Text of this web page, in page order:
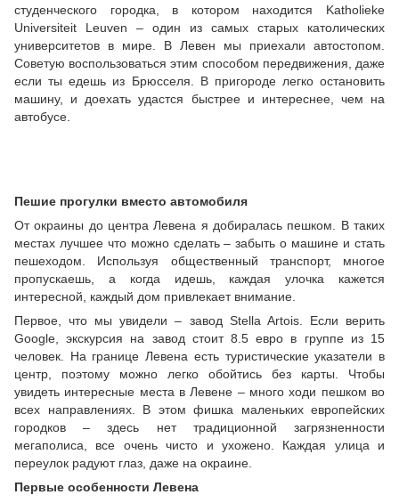
студенческого городка, в котором находится Katholieke
Universiteit Leuven – один из самых старых католических
университетов в мире. В Левен мы приехали автостопом.
Советую воспользоваться этим способом передвижения, даже
если ты едешь из Брюсселя. В пригороде легко остановить
машину, и доехать удастся быстрее и интереснее, чем на
автобусе.
Пешие прогулки вместо автомобиля
От окраины до центра Левена я добиралась пешком. В таких
местах лучшее что можно сделать – забыть о машине и стать
пешеходом. Используя общественный транспорт, многое
пропускаешь, а когда идешь, каждая улочка кажется
интересной, каждый дом привлекает внимание.
Первое, что мы увидели – завод Stella Artois. Если верить
Google, экскурсия на завод стоит 8.5 евро в группе из 15
человек. На границе Левена есть туристические указатели в
центр, поэтому можно легко обойтись без карты. Чтобы
увидеть интересные места в Левене – много ходи пешком во
всех направлениях. В этом фишка маленьких европейских
городков – здесь нет традиционной загрязненности
мегаполиса, все очень чисто и ухожено. Каждая улица и
переулок радуют глаз, даже на окраине.
Первые особенности Левена